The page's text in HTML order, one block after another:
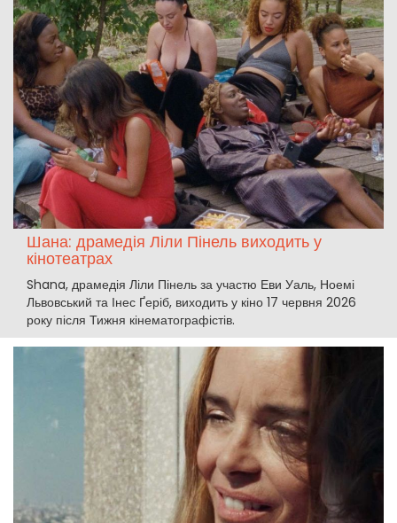
Шана: драмедія Ліли Пінель виходить у
кінотеатрах
Shana, драмедія Ліли Пінель за участю Еви Уаль, Ноемі
Львовський та Інес Ґеріб, виходить у кіно 17 червня 2026
року після Тижня кінематографістів.